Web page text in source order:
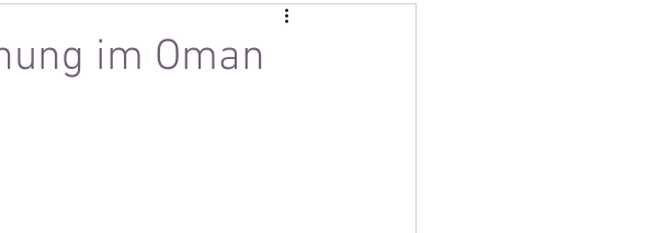
im Oman